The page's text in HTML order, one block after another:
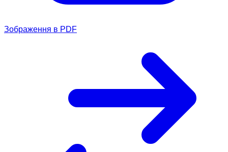
Зображення в PDF